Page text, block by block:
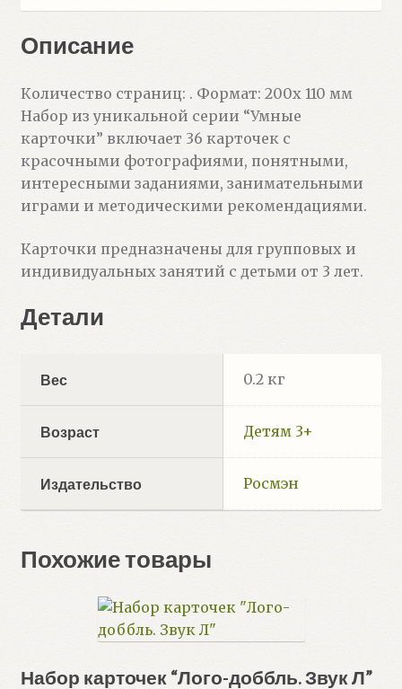
Описание
Количество страниц: . Формат: 200х 110 мм
Набор из уникальной серии “Умные
карточки” включает 36 карточек с
красочными фотографиями, понятными,
интересными заданиями, занимательными
играми и методическими рекомендациями.
Карточки предназначены для групповых и
индивидуальных занятий с детьми от 3 лет.
Детали
Вес 0.2 кг
Возраст Детям 3+
Издательство Росмэн
Похожие товары
Набор карточек “Лого-доббль. Звук Л”